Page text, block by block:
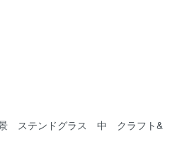
景 ステンドグラス 中 クラフト&